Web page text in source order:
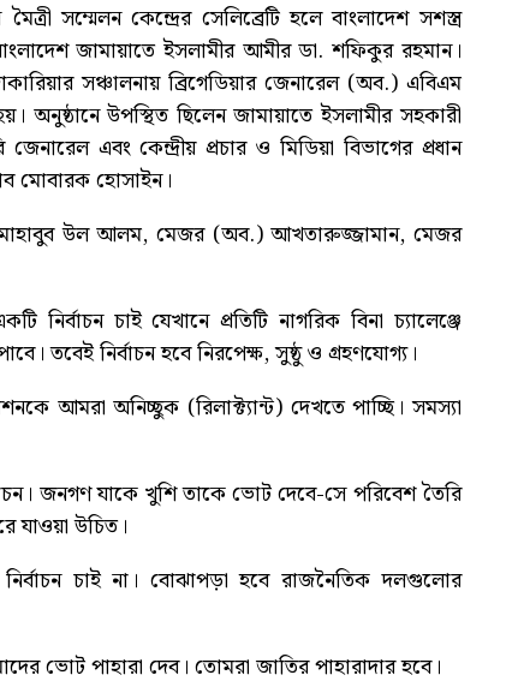
সম্মেলন কেন্দ্রের সেলিব্রেটি হলে বাংলাদেশ সশস্ত্র
জামায়াতে ইসলামীর আমীর ডা. শফিকুর রহমান।
সঞ্চালনায় ব্রিগেডিয়ার জেনারেল (অব.) এবিএম
উপস্থিত ছিলেন জামায়াতে ইসলামীর সহকারী
এবং কেন্দ্রীয় প্রচার ও মিডিয়া বিভাগের প্রধান
মোবারক হোসাইন।
মাহাবুব উল আলম, মেজর (অব.) আখতারুজ্জামান, মেজর
চাই যেখানে প্রতিটি নাগরিক বিনা চ্যালেঞ্জে
তবেই নির্বাচন হবে নিরপেক্ষ, সুষ্ঠু ও গ্রহণযোগ্য।
আমরা অনিচ্ছুক (রিলাক্ট্যান্ট) দেখতে পাচ্ছি। সমস্যা
জনগণ যাকে খুশি তাকে ভোট দেবে-সে পরিবেশ তৈরি
যাওয়া উচিত।
চাই না। বোঝাপড়া হবে রাজনৈতিক দলগুলোর
ভোট পাহারা দেব। তোমরা জাতির পাহারাদার হবে।